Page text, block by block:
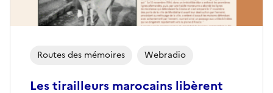
Les tirailleurs marocains libèrent
Routes des mémoires Webradio